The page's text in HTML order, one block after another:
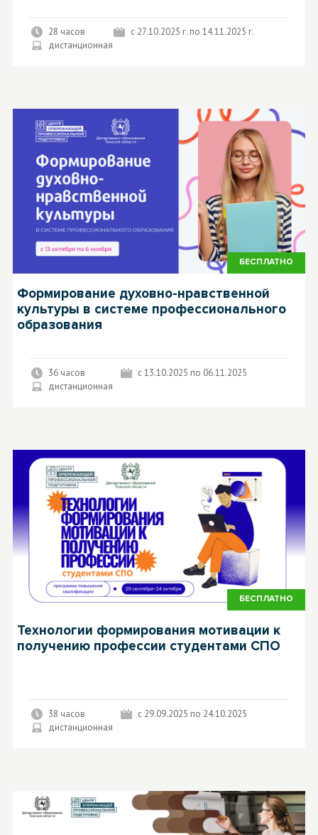
28 часов
с 27.10.2025 г. по 14.11.2025 г.
дистанционная
БЕСПЛАТНО
Формирование духовно-нравственной
культуры в системе профессионального
образования
36 часов
с 13.10.2025 по 06.11.2025
дистанционная
БЕСПЛАТНО
Технологии формирования мотивации к
получению профессии студентами СПО
38 часов
с 29.09.2025 по 24.10.2025
дистанционная